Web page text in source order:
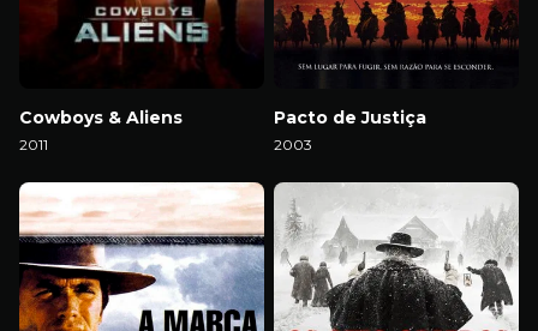
Cowboys & Aliens
2011
Pacto de Justiça
2003